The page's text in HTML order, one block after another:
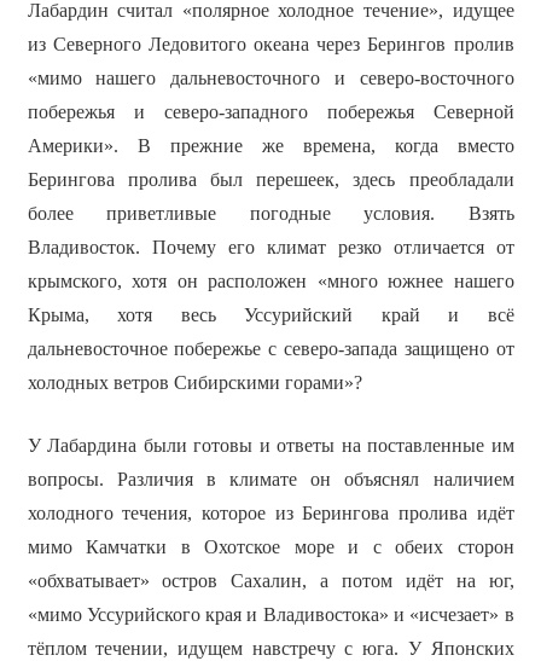
Лабардин считал «полярное холодное течение», идущее
из Северного Ледовитого океана через Берингов пролив
«мимо нашего дальневосточного и северо-восточного
побережья и северо-западного побережья Северной
Америки». В прежние же времена, когда вместо
Берингова пролива был перешеек, здесь преобладали
более приветливые погодные условия. Взять
Владивосток. Почему его климат резко отличается от
крымского, хотя он расположен «много южнее нашего
Крыма, хотя весь Уссурийский край и всё
дальневосточное побережье с северо-запада защищено от
холодных ветров Сибирскими горами»?
У Лабардина были готовы и ответы на поставленные им
вопросы. Различия в климате он объяснял наличием
холодного течения, которое из Берингова пролива идёт
мимо Камчатки в Охотское море и с обеих сторон
«обхватывает» остров Сахалин, а потом идёт на юг,
«мимо Уссурийского края и Владивостока» и «исчезает» в
тёплом течении, идущем навстречу с юга. У Японских